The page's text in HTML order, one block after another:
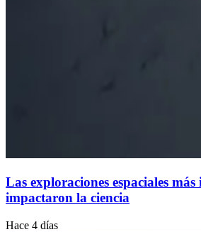
Las exploraciones espaciales
impactaron la ciencia
Hace 4 días